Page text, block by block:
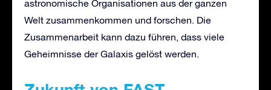
astronomische Organisationen aus der ganzen
Welt zusammenkommen und forschen. Die
Zusammenarbeit kann dazu führen, dass viele
Geheimnisse der Galaxis gelöst werden.